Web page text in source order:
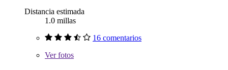
Distancia estimada
1.0 millas
16 comentarios
Verfotos